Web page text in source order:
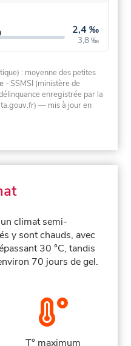
2,4 ‰
3,8 ‰
: moyenne des petites
- SSMSI (ministère de
enregistrée par la
— mis à jour en
climat semi-
y sont chauds, avec
30 °C, tandis
70 jours de gel.
T° maximum